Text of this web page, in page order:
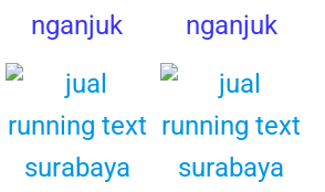
nganjuk
nganjuk